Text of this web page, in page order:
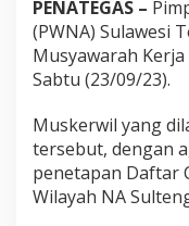
K
e
t
N
s
y
i
PENATEGAS –
(PWNA) Sulawesi
Musyawarah
Sabtu (23/09/23).
Muskerwil yang
tersebut, dengan
penetapan Daftar
Wilayah NA